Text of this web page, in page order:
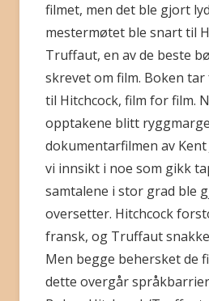
filmet, men det ble gjort
mestermøtet ble snart til
Truffaut, en av de beste
skrevet om film. Boken
til Hitchcock, film for film.
opptakene blitt
dokumentarfilmen av
vi innsikt i noe som gikk
samtalene i stor grad ble
oversetter. Hitchcock
fransk, og Truffaut
Men begge behersket de
dette overgår